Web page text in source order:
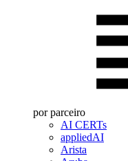
por parceiro
AI CERTs
appliedAI
Arista